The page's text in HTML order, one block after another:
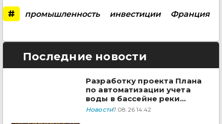
# промышленность инвестиции Франция
Последние новости
Разработку проекта Плана
по автоматизации учета
воды в бассейне реки
Сырдарья одобрили
Новости7.08.26 14:42